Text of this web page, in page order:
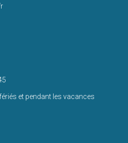
et pendant les vacances